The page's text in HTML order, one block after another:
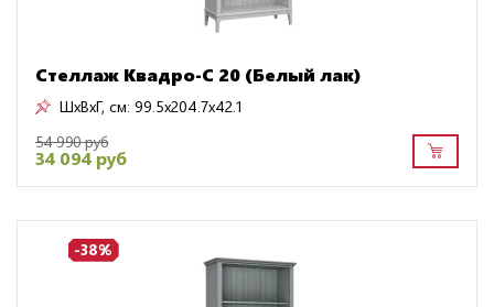
Стеллаж Квадро-С 20 (Белый лак)
ШxВxГ, см: 99.5x204.7x42.1
54 990 руб
34 094 руб
-38%